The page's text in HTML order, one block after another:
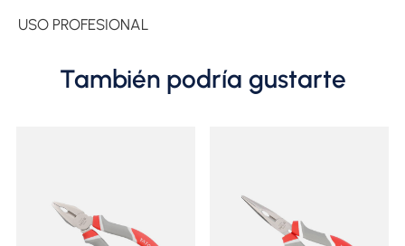
USO PROFESIONAL
También podría gustarte